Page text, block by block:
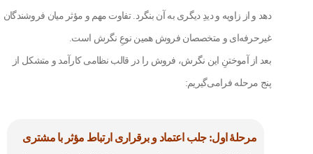
دهد و از زاویه و دیدِ دیگری به آن بنگرد. تفاوت مهم و مؤثر میان فروشندگان
غیرحرفه‌ای و متخصصان فروش همین نوعِ نگرش است.
بعد از آموختنِ این نگرش، فروش را در قالب نظامی کارآمد و متشکل از
پنج مرحله فرامی‌گیریم:
مرحلۀ اول: جلب اعتماد و برقراری ارتباط مؤثر با مشتری